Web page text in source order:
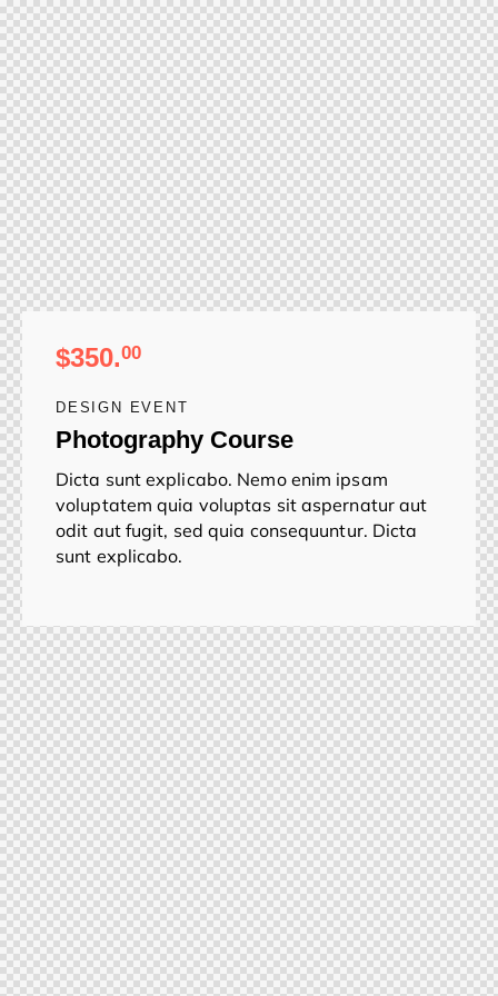
$350.00
DESIGN EVENT
Photography Course
Dicta sunt explicabo. Nemo enim ipsam
voluptatem quia voluptas sit aspernatur aut
odit aut fugit, sed quia consequuntur. Dicta
sunt explicabo.